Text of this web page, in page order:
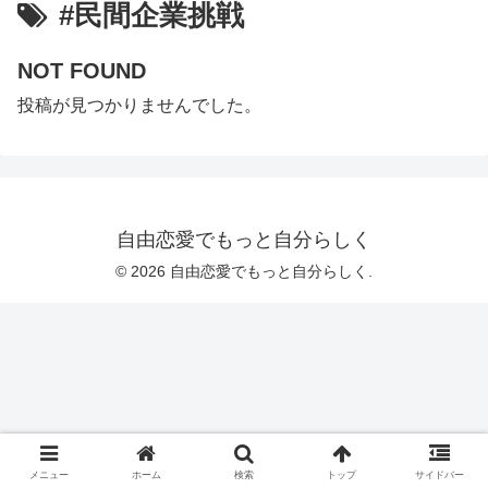
#民間企業挑戦
NOT FOUND
投稿が見つかりませんでした。
自由恋愛でもっと自分らしく
© 2026 自由恋愛でもっと自分らしく.
メニュー ホーム 検索 トップ サイドバー